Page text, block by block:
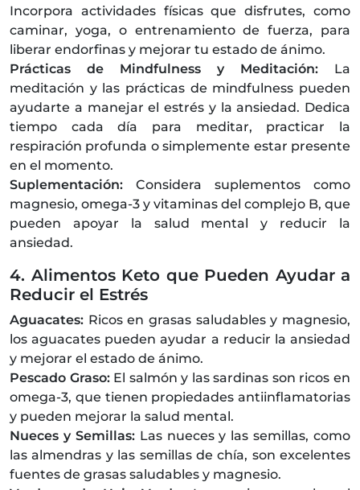
Incorpora actividades físicas que disfrutes, como
caminar, yoga, o entrenamiento de fuerza, para
liberar endorfinas y mejorar tu estado de ánimo.
Prácticas de Mindfulness y Meditación: La
meditación y las prácticas de mindfulness pueden
ayudarte a manejar el estrés y la ansiedad. Dedica
tiempo cada día para meditar, practicar la
respiración profunda o simplemente estar presente
en el momento.
Suplementación: Considera suplementos como
magnesio, omega-3 y vitaminas del complejo B, que
pueden apoyar la salud mental y reducir la
ansiedad.
4. Alimentos Keto que Pueden Ayudar a
Reducir el Estrés
Aguacates: Ricos en grasas saludables y magnesio,
los aguacates pueden ayudar a reducir la ansiedad
y mejorar el estado de ánimo.
Pescado Graso:El salmón y las sardinas son ricos en
omega-3, que tienen propiedades antiinflamatorias
y pueden mejorar la salud mental.
Nueces y Semillas:Las nueces y las semillas, como
las almendras y las semillas de chía, son excelentes
fuentes de grasas saludables y magnesio.